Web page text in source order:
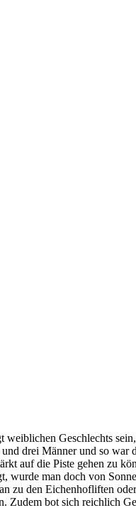
Geschlechts
drei Männer und so war
auf die Piste gehen zu
wurde man doch von
den Eichenhofliften
bot sich reichlich